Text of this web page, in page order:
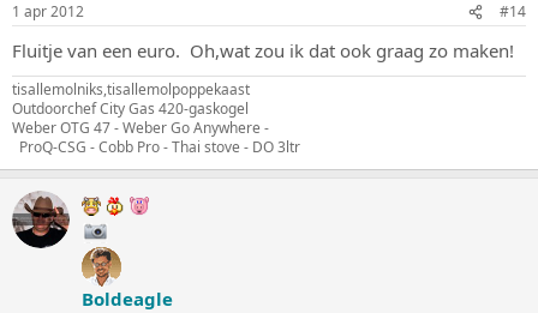
1 apr 2012 #14
Fluitje van een euro. Oh,wat zou ik dat ook graag zo maken!
tisallemolniks,tisallemolpoppekaast
Outdoorchef City Gas 420-gaskogel
Weber OTG 47 - Weber Go Anywhere -
ProQ-CSG - Cobb Pro - Thai stove - DO 3ltr
Boldeagle